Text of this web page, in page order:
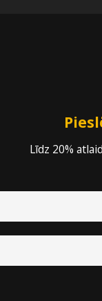
Līdz 20%
Biļešu